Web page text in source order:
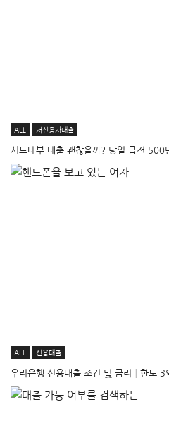
ALL 저신용자대출
시드대부 대출 괜찮을까? 당일 급전 500
ALL 신용대출
우리은행 신용대출 조건 및 금리│한도 3